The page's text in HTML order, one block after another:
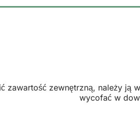
zawartość zewnętrzną, należy ją
wycofać w